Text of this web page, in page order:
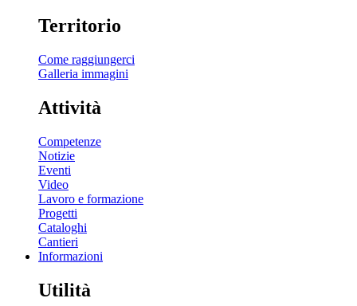
Territorio
Come raggiungerci
Galleria immagini
Attività
Competenze
Notizie
Eventi
Video
Lavoro e formazione
Progetti
Cataloghi
Cantieri
Informazioni
Utilità